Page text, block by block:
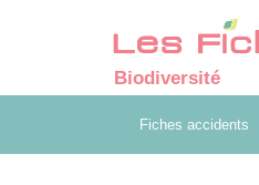
Biodiversité
Fiches accidents